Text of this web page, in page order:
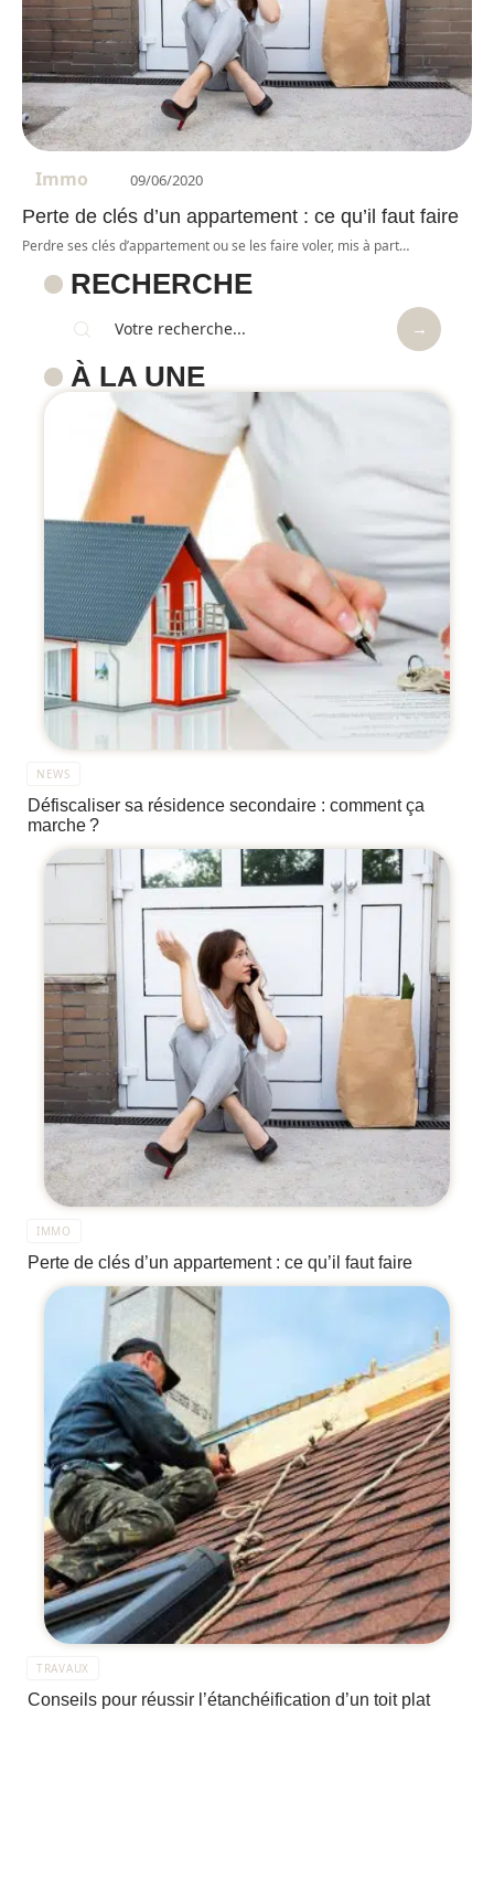
Immo 09/06/2020
Perte de clés d’un appartement : ce qu’il faut faire
Perdre ses clés d’appartement ou se les faire voler, mis à part…
RECHERCHE
À LA UNE
NEWS
Défiscaliser sa résidence secondaire : comment ça
marche ?
IMMO
Perte de clés d’un appartement : ce qu’il faut faire
TRAVAUX
Conseils pour réussir l’étanchéification d’un toit plat